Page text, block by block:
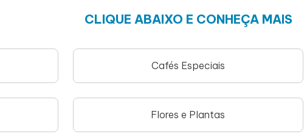
CLIQUE ABAIXO E CONHEÇA MAIS
Cafés Especiais
Flores e Plantas